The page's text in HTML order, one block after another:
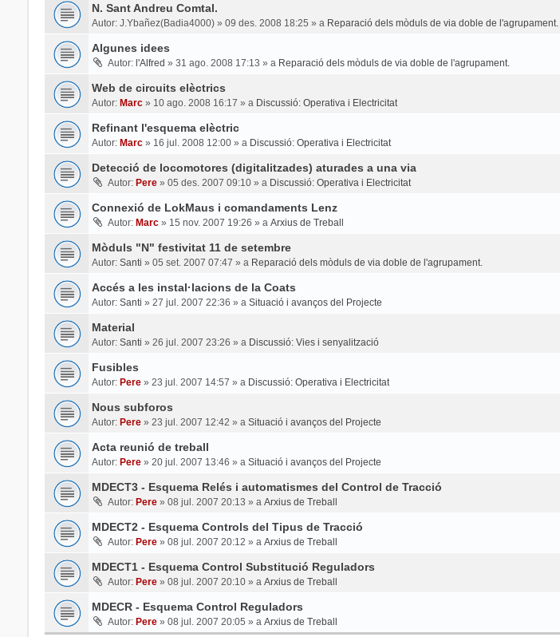
N. Sant Andreu Comtal.
Autor: J.Ybañez(Badia4000)» 09 des. 2008 18:25 » a Reparació dels mòduls de via doble de l'agrupament.
Algunes idees
Autor: l'Alfred » 31 ago. 2008 17:13 » a Reparació dels mòduls de via doble de l'agrupament.
Web de circuits elèctrics
Autor: Marc» 10 ago. 2008 16:17 » a Discussió: Operativa i Electricitat
Refinant l'esquema elèctric
Autor: Marc» 16 jul. 2008 12:00» a Discussió: Operativa i Electricitat
Detecció de locomotores (digitalitzades) aturades a una via
Autor: Pere» 05 des. 2007 09:10» a Discussió: Operativa i Electricitat
Connexió de LokMaus i comandaments Lenz
Autor: Marc» 15 nov. 2007 19:26 » a Arxius de Treball
Mòduls "N" festivitat 11 de setembre
Autor: Santi » 05 set. 2007 07:47 » a Reparació dels mòduls de via doble de l'agrupament.
Accés a les instal·lacions de la Coats
Autor: Santi » 27 jul. 2007 22:36 » a Situació i avanços del Projecte
Material
Autor: Santi » 26 jul. 2007 23:26 » a Discussió: Vies i senyalització
Fusibles
Autor: Pere» 23 jul. 2007 14:57 » a Discussió: Operativa i Electricitat
Nous subforos
Autor: Pere» 23 jul. 2007 12:42 » a Situació i avanços del Projecte
Acta reunió de treball
Autor: Pere» 20 jul. 2007 13:46 » a Situació i avanços del Projecte
MDECT3 - Esquema Relés i automatismes del Control de Tracció
Autor: Pere» 08 jul. 2007 20:13 » a Arxius de Treball
MDECT2 - Esquema Controls del Tipus de Tracció
Autor: Pere» 08 jul. 2007 20:12 » a Arxius de Treball
MDECT1 - Esquema Control Substitució Reguladors
Autor: Pere» 08 jul. 2007 20:10» a Arxius de Treball
MDECR - Esquema Control Reguladors
Autor: Pere» 08 jul. 2007 20:05 » a Arxius de Treball